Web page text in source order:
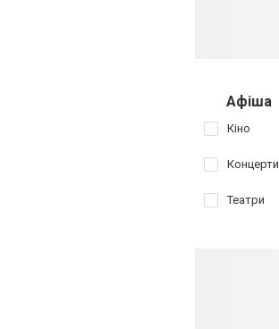
Афіша
Кіно
Концерти
Театри